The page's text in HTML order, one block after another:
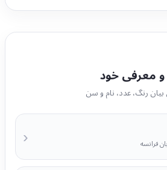
و معرفی خود
بیان رنگ، عدد، نام و سن
فرانسه ‹